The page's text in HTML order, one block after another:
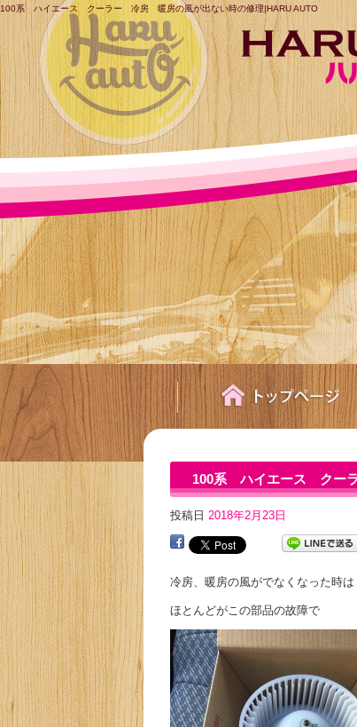
100系 ハイエース クーラー 冷房 暖房の風が出ない時の修理|HARU AUTO
100系 ハイエース クー
投稿日 2018年2月23日
冷房、暖房の風がでなくなった時は
ほとんどがこの部品の故障で